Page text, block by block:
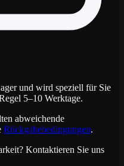
und wird speziell für Sie
5–10 Werktage.
abweichende
Rückgabebedingungen.
Kontaktieren Sie uns